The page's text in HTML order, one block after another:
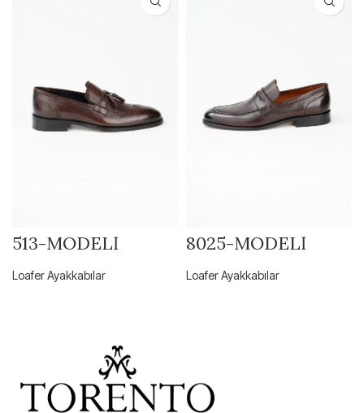
513-MODELİ
Loafer Ayakkabılar
8025-MODELİ
Loafer Ayakkabılar